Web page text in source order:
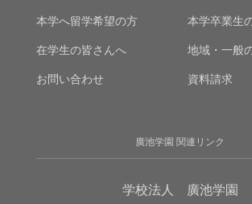
本学へ留学希望の方 本学卒業生
在学生の皆さんへ 地域・一般
お問い合わせ 資料請求
廣池学園 関連リンク
学校法人 廣池学園